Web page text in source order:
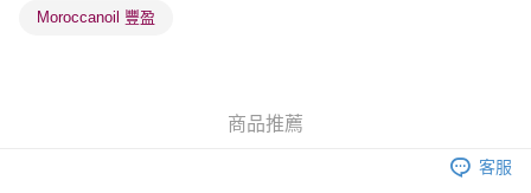
每筆HK$65.00，滿HK$300.00或以上免運費
每筆HK$20.00，滿HK$100.00或以上免運費
(澳門門市) 只顯示可選門市。確認發貨後2-5個工作天到店，3天內
Moroccanoil 豐盈
商品推薦
客服